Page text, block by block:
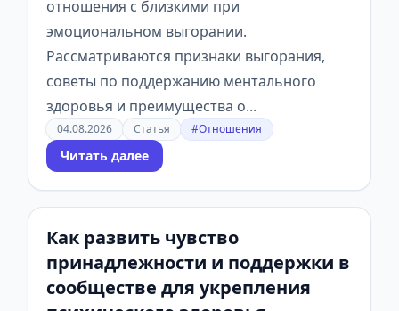
отношения с близкими при
эмоциональном выгорании.
Рассматриваются признаки выгорания,
советы по поддержанию ментального
здоровья и преимущества о...
04.08.2026 Статья #Отношения
Читать далее
Как развить чувство
принадлежности и поддержки в
сообществе для укрепления